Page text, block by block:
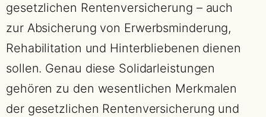
gesetzlichen Rentenversicherung – auch
zur Absicherung von Erwerbsminderung,
Rehabilitation und Hinterbliebenen dienen
sollen. Genau diese Solidarleistungen
gehören zu den wesentlichen Merkmalen
der gesetzlichen Rentenversicherung und